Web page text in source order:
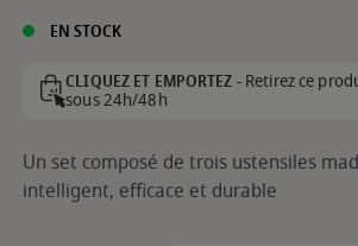
EN STOCK
CLIQUEZ ET EMPORTEZ -Retirez ce
sous 24h/48h
Un set composé de trois ustensiles
intelligent, efficace et durable